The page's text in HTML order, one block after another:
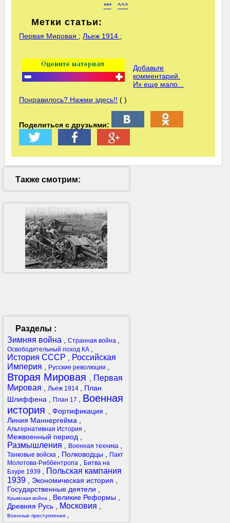
*** ^^^
Метки статьи:
Первая Мировая ;Льеж 1914 ;
Добавьте
комментарий.
Их еще мало...
Понравилось? Нажми здесь!! ( )
Поделиться с друзьями:
Также смотрим:
Разделы :
Зимняя война , Странная война ,
Освободительный поход КА ,
История СССР , Российская
Империя , Русские революции ,
Вторая Мировая , Первая
Мировая , Льеж 1914 , План
Шлиффена , План 17 , Военная
история , Фортификация ,
Линия Маннергейма ,
Альтернативная История ,
Межвоенный период ,
Размышления , Военная техника ,
Танковые войска , Полководцы , Пакт
Молотова-Риббентропа , Битва на
Бзуре 1939 , Польская кампания
1939 , Экономическая история ,
Государственные деятели ,
Крымская война , Великие Реформы ,
Древняя Русь , Московия ,
Военные преступления ,